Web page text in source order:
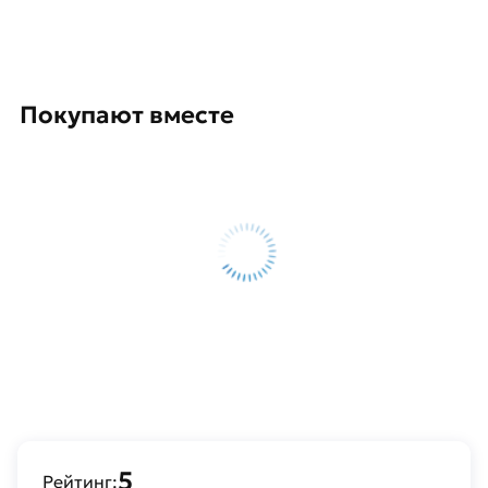
Покупают вместе
Рейтинг:5